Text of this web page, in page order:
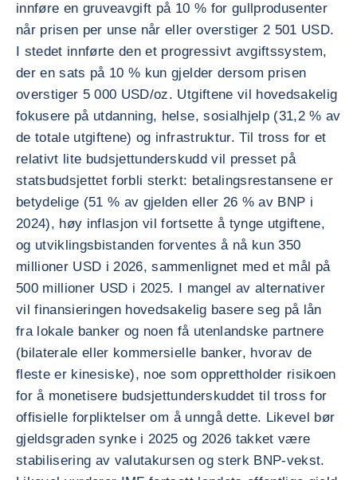
innføre en gruveavgift på 10 % for gullprodusenter
når prisen per unse når eller overstiger 2 501 USD.
I stedet innførte den et progressivt avgiftssystem,
der en sats på 10 % kun gjelder dersom prisen
overstiger 5 000 USD/oz. Utgiftene vil hovedsakelig
fokusere på utdanning, helse, sosialhjelp (31,2 % av
de totale utgiftene) og infrastruktur. Til tross for et
relativt lite budsjettunderskudd vil presset på
statsbudsjettet forbli sterkt: betalingsrestansene er
betydelige (51 % av gjelden eller 26 % av BNP i
2024), høy inflasjon vil fortsette å tynge utgiftene,
og utviklingsbistanden forventes å nå kun 350
millioner USD i 2026, sammenlignet med et mål på
500 millioner USD i 2025. I mangel av alternativer
vil finansieringen hovedsakelig basere seg på lån
fra lokale banker og noen få utenlandske partnere
(bilaterale eller kommersielle banker, hvorav de
fleste er kinesiske), noe som opprettholder risikoen
for å monetisere budsjettunderskuddet til tross for
offisielle forpliktelser om å unngå dette. Likevel bør
gjeldsgraden synke i 2025 og 2026 takket være
stabilisering av valutakursen og sterk BNP-vekst.